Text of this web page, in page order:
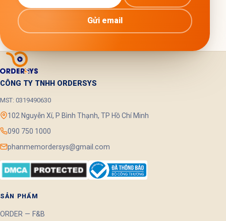
Gửi email
CÔNG TY TNHH ORDERSYS
MST: 0319490630
102 Nguyễn Xí, P Bình Thạnh, TP Hồ Chí Minh
090 750 1000
phanmemordersys@gmail.com
SẢN PHẨM
ORDER — F&B